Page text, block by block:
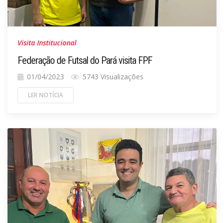
Visita Institucional
Federação de Futsal do Pará visita FPF
01/04/2023 5743 Visualizações
LER NOTÍCIA